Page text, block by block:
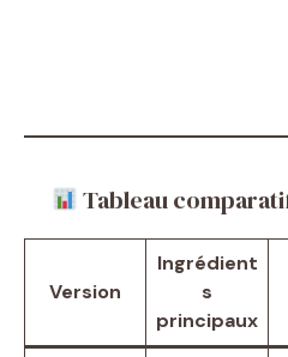
Tableau
Version
Ingrédient
s
principaux